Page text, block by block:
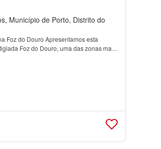
Município de Porto, Distrito do
Foz do Douro Apresentamos esta
Foz do Douro, uma das zonas mais